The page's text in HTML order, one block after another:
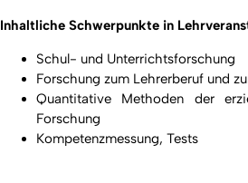
Inhaltliche Schwerpunkte in
Schul- und Unterrichtsforschung
Forschung zum Lehrerberuf und
Quantitative Methoden der
Forschung
Kompetenzmessung, Tests